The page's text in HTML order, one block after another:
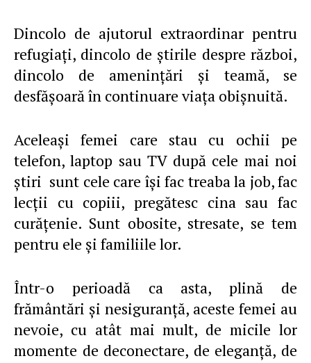
Dincolo de ajutorul extraordinar pentru
refugiaţi, dincolo de ştirile despre război,
dincolo de ameninţări şi teamă, se
desfăşoară în continuare viaţa obişnuită.
Aceleaşi femei care stau cu ochii pe
telefon, laptop sau TV după cele mai noi
ştiri sunt cele care îşi fac treaba la job, fac
lecţii cu copiii, pregătesc cina sau fac
curăţenie. Sunt obosite, stresate, se tem
pentru ele şi familiile lor.
Într-o perioadă ca asta, plină de
frământări şi nesiguranţă, aceste femei au
nevoie, cu atât mai mult, de micile lor
momente de deconectare, de eleganţă, de